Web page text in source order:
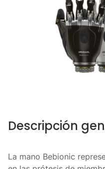
Descripción
La mano Bebionic